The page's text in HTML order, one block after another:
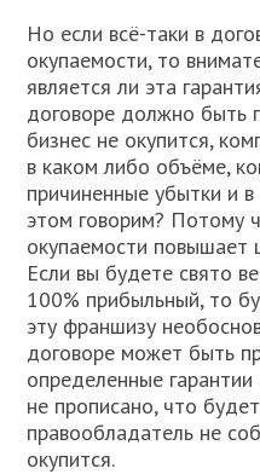
Но если всё-таки в
окупаемости, то
является ли эта
договоре должно быть
бизнес не окупится,
в каком либо объёме,
причиненные убытки и
этом говорим? Потому
окупаемости
Если вы будете свято
100% прибыльный, то
эту франшизу
договоре может быть
определенные
не прописано, что
правообладатель не
окупится.